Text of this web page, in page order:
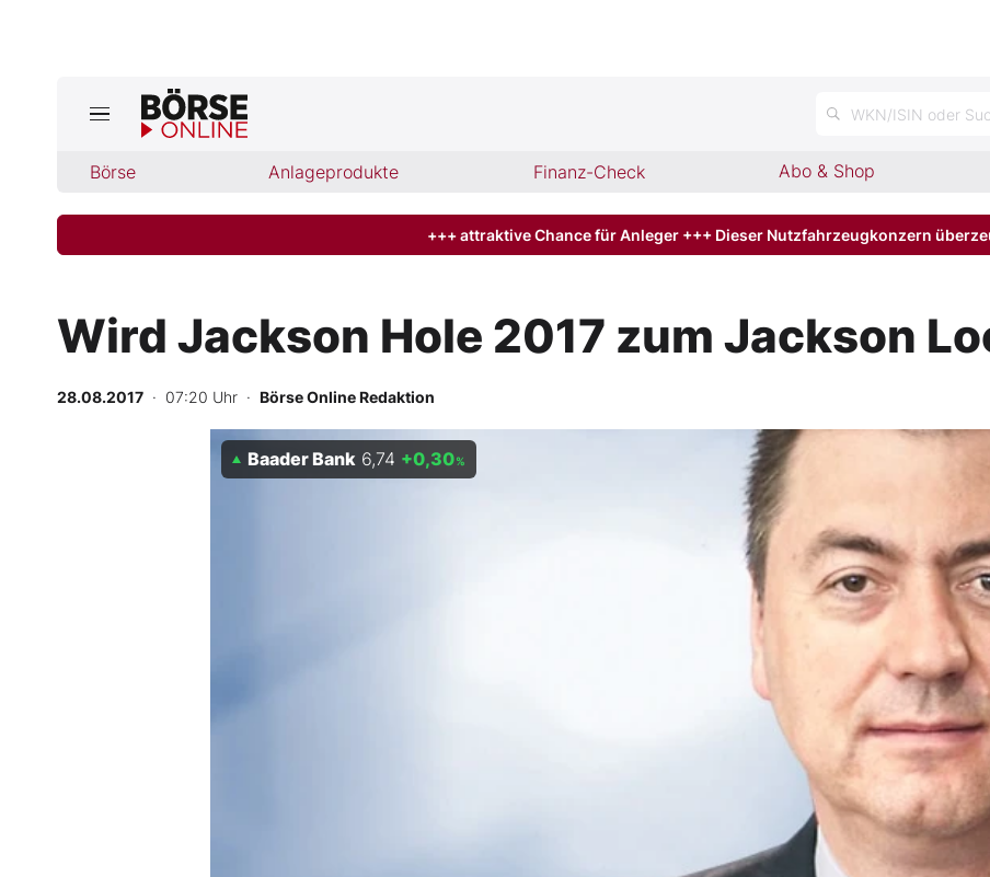
WKN/ISIN oder
Börse Anlageprodukte Finanz-Check Abo & Shop
Jetzt aktuelle Ausgabe BÖRSE ONLINE lesen
Finanz-Check
Abo & Shop
BO-Musterdepots
+++ attraktive Chance für Anleger +++ Dieser Nutzfahrzeugkonzern
Wird Jackson Hole 2017 zum Jackson
28.08.2017 · 07:20 Uhr · Börse Online Redaktion
Baader Bank 6,74 +0,30%